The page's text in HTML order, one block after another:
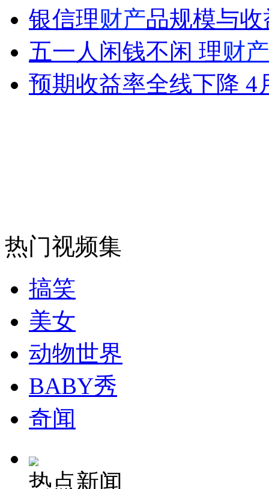
无痛分娩是否安全 医生回应
外交部：反对强权政治霸凌主义
外交部：有关国家言论片面不公正
纽约上演“枕头大战”
司机酒驾遇交警 急速倒车逃窜
银信理财产品规模与
五一人闲钱不闲 理财产
预期收益率全线下降 4
热门视频集
搞笑
美女
动物世界
BABY秀
奇闻
热点新闻